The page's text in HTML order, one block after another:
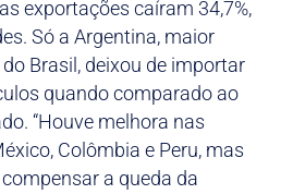
exportações caíram 34,7%,
Só a Argentina, maior
Brasil, deixou de importar
quando comparado ao
“Houve melhora nas
Colômbia e Peru, mas
a queda da